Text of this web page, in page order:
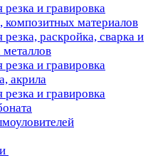
резка и гравировка
композитных материалов
резка, раскройка, сварка и
металлов
резка и гравировка
акрила
резка и гравировка